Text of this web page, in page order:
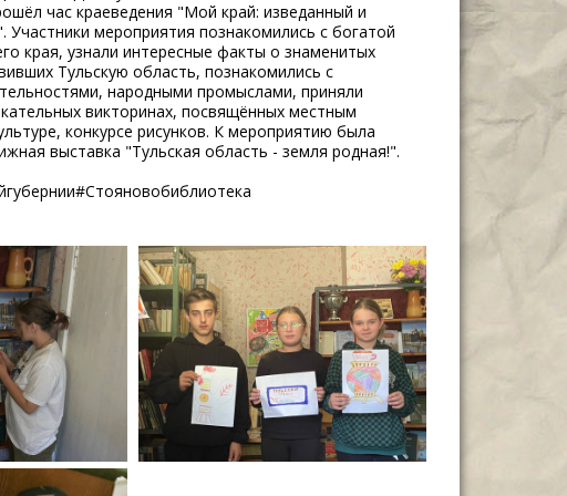
час краеведения "Мой край: изведанный и
Участники мероприятия познакомились с богатой
края, узнали интересные факты о знаменитых
Тульскую область, познакомились с
народными промыслами, приняли
викторинах, посвящённых местным
конкурсе рисунков. К мероприятию была
выставка "Тульская область - земля родная!".